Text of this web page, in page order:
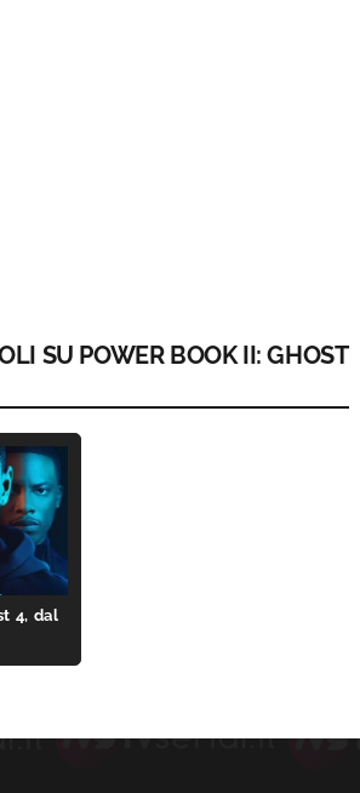
SU POWER BOOK II: GHOST
4, dal